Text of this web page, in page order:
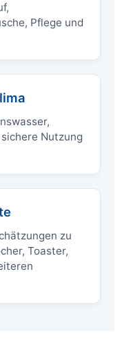
Pflege und
Nutzung
zu
Toaster,